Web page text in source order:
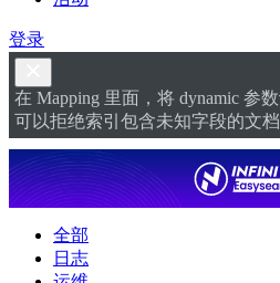
登录
在 Mapping 里面，将 dynamic 参
可以拒绝索引包含未知字段的文档
全部
日志